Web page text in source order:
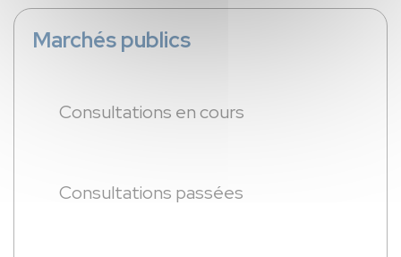
Marchés publics
Consultations en cours
Consultations passées